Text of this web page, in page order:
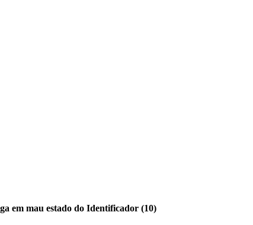
em mau estado do Identificador (10)